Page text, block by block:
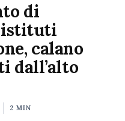
di
istituti
calano
dall’alto
2 MIN